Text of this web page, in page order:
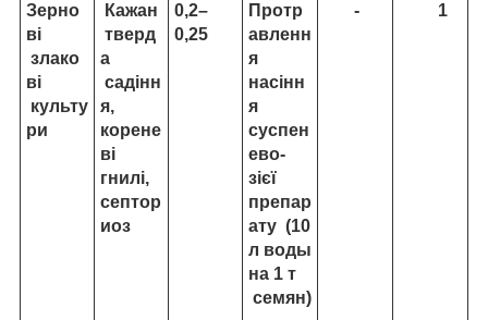
Зерно
ві
злако
ві
культу
ри
Кажан
тверд
а
садінн
я,
корене
ві
гнилі,
септор
иоз
0,2–
0,25
Протр
авленн
я
насінн
я
суспен
ево-
зієї
препар
ату (10
л воды
на 1 т
семян)
- 1